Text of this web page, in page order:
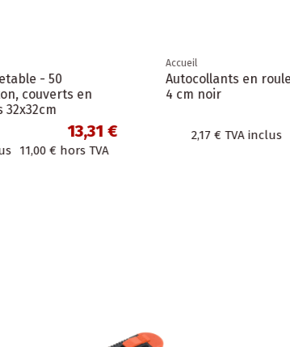
Ruban de réparation étanche gris
50mm x 50m
4,83 € TVA inclus hors TVA